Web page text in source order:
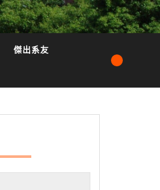
傑出系友